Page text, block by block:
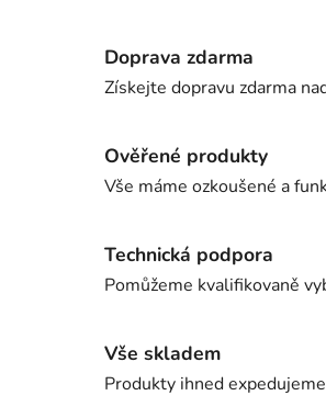
Doprava zdarma
Získejte dopravu zdarma
Ověřené produkty
Vše máme ozkoušené a
Technická podpora
Pomůžeme kvalifikovaně
Vše skladem
Produkty ihned expedujeme